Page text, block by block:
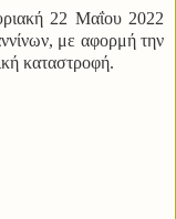
22 Μαΐου 2022
με αφορμή την
καταστροφή.